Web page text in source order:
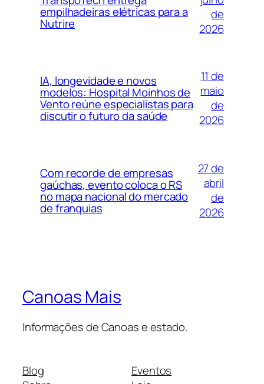
empilhadeiras elétricas para a
Nutrire
de
2026
IA, longevidade e novos
modelos: Hospital Moinhos de
Vento reúne especialistas para
discutir o futuro da saúde
11 de
maio
de
2026
Com recorde de empresas
gaúchas, evento coloca o RS
no mapa nacional do mercado
de franquias
27 de
abril
de
2026
Canoas Mais
Informações de Canoas e estado.
Blog
Eventos